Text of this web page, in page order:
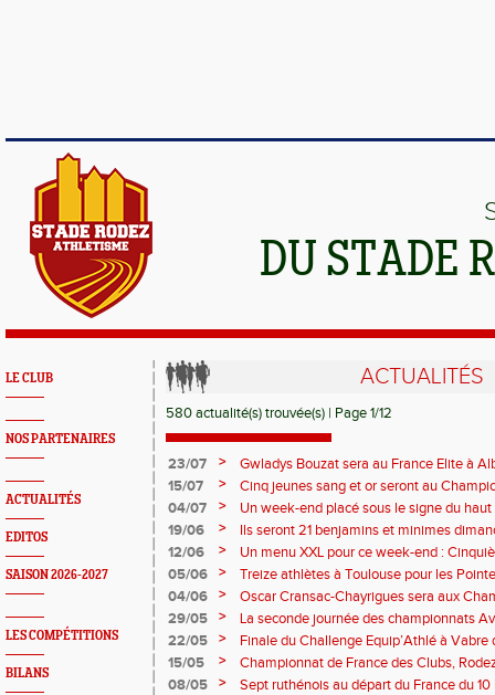
DU STADE
LE CLUB
NOS PARTENAIRES
ACTUALITÉS
EDITOS
SAISON 2026-2027
LES COMPÉTITIONS
BILANS
ACTUALITÉS
580 actualité(s) trouvée(s) | Page 1/12
23/07 >
Gwladys Bouzat sera au France Elite à
15/07
>
Cinq jeunes sang et or seront au
cette fin de semaine à Paris Charléty.
04/07 >
Un week-end placé sous le signe du
la Finale du Challenge et Meeting
19/06 >
Ils seront 21 benjamins et minimes
région et plus loin verront nos sang et or
12/06 >
Un menu XXL pour ce week-end :
CD Aveyron à Villefranche ce samedi.
épreuves combinées à Blagnac. Et bien
05/06 >
Treize athlètes à Toulouse pour les
individualités en piste à Montpellier pour
04/06 >
Oscar Cransac-Chayrigues sera aux
Slovénie.
29/05 >
La seconde journée des championnats
temps que le meeting régional en ce
piste à Toulouse et à Montpellier.
22/05 >
Finale du Challenge Equip’Athlé à
de Rodez.
15/05 >
Championnat de France des Clubs,
dimanche à Perpignan.
08/05 >
Sept ruthénois au départ du France du